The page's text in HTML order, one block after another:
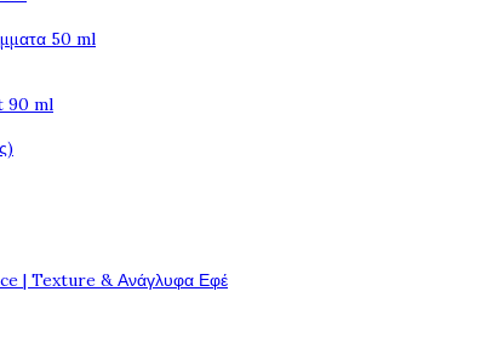
50 ml
90 ml
| Texture & Ανάγλυφα Εφέ